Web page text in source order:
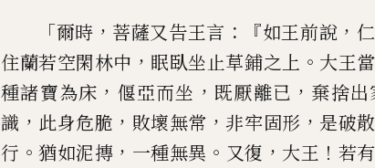
「爾時 ， 菩薩又告王言 ：『如王前說 ，
住蘭若空閑林中 ， 眠臥坐止草鋪之上 。 大王
種諸寶為床 ， 偃亞而坐 ， 既厭離已 ， 棄捨出
識 ， 此身危脆 ， 敗壞無常 ， 非牢固形 ， 是破
行 。猶如泥摶 ， 一種無異 。 又復 ， 大王 ！ 若